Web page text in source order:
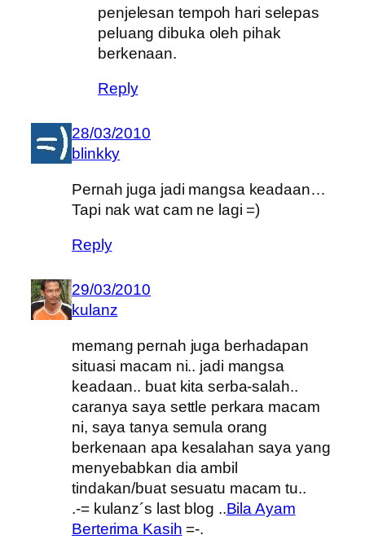
penjelesan tempoh hari selepas
peluang dibuka oleh pihak
berkenaan.
Reply
28/03/2010
blinkky
Pernah juga jadi mangsa keadaan…
Tapi nak wat cam ne lagi =)
Reply
29/03/2010
kulanz
memang pernah juga berhadapan
situasi macam ni.. jadi mangsa
keadaan.. buat kita serba-salah..
caranya saya settle perkara macam
ni, saya tanya semula orang
berkenaan apa kesalahan saya yang
menyebabkan dia ambil
tindakan/buat sesuatu macam tu..
.-= kulanz´s last blog ..Bila Ayam
Berterima Kasih =-.